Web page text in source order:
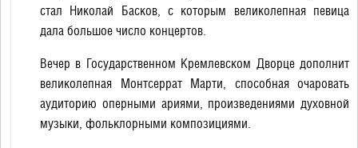
стал Николай Басков, с которым великолепная певица
дала большое число концертов.
Вечер в Государственном Кремлевском Дворце дополнит
великолепная Монтсеррат Марти, способная очаровать
аудиторию оперными ариями, произведениями духовной
музыки, фольклорными композициями.